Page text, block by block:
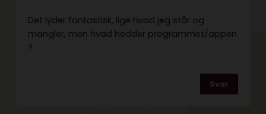
Det lyder fantastisk, lige hvad jeg står og
mangler, men hvad hedder programmet/appen
?
Svar